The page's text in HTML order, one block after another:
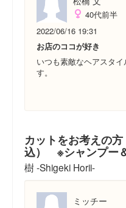
40代前半
2022/06/16 19:31
お店のココが好き
いつも素敵なヘアスタ
す。
カットをお考えの
込） ※シャンプー
樹 -Shigeki Horii-
ミッチー